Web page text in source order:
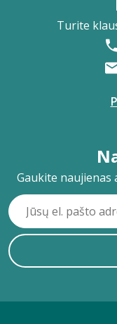
Turite
Gaukite naujienas